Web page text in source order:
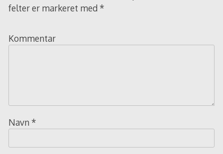
felter er markeret med *
Kommentar
Navn *